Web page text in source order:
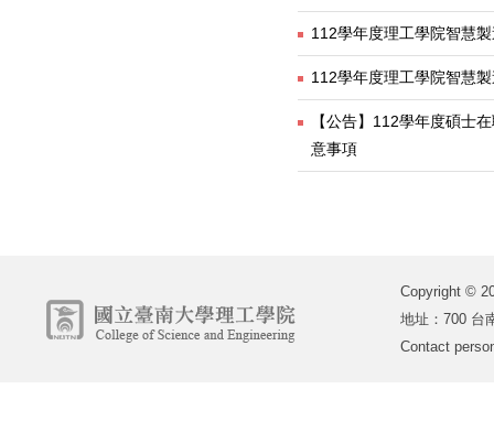
112學年度理工學院智慧
112學年度理工學院智慧
【公告】112學年度碩士
意事項
Copyright ©
地址：700 台
Contact